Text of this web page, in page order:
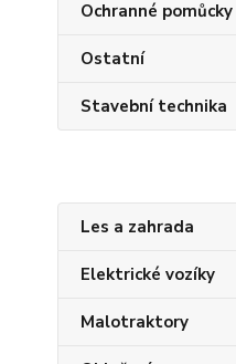
Ochranné pomůcky
Ostatní
Stavební technika
Les a zahrada
Elektrické vozíky
Malotraktory